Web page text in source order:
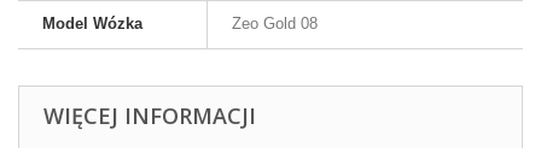
Model Wózka Zeo Gold 08
WIĘCEJ INFORMACJI